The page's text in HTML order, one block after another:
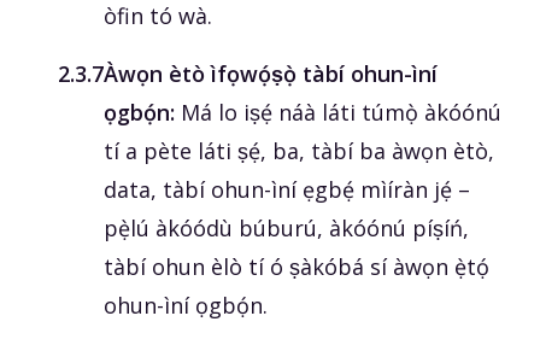
òfin tó wà.
‎2.3.7Àwọn ètò ìfọwọ́ṣọ̀ tàbí ohun-ìní
ọgbọ́n: Má lo iṣẹ́ náà láti túmọ̀ àkóónú
tí a pète láti ṣẹ́, ba, tàbí ba àwọn ètò,
data, tàbí ohun-ìní ẹgbẹ́ mìíràn jẹ́ –
pẹ̀lú àkóódù búburú, àkóónú píṣíń,
tàbí ohun èlò tí ó ṣàkóbá sí àwọn ẹ̀tọ́
ohun-ìní ọgbọ́n.